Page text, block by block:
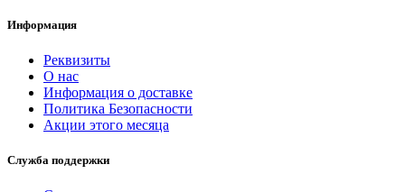
Информация
Реквизиты
О нас
Информация о доставке
Политика Безопасности
Акции этого месяца
Служба поддержки